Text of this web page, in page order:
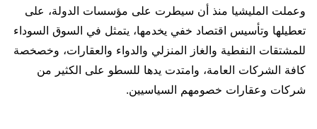
وعملت المليشيا منذ أن سيطرت على مؤسسات الدولة، على
تعطيلها وتأسيس اقتصاد خفي يخدمها، يتمثل في السوق السوداء
للمشتقات النفطية والغاز المنزلي والدواء والعقارات، وخصخصة
كافة الشركات العامة، وامتدت يدها للسطو على الكثير من
شركات وعقارات خصومهم السياسيين.